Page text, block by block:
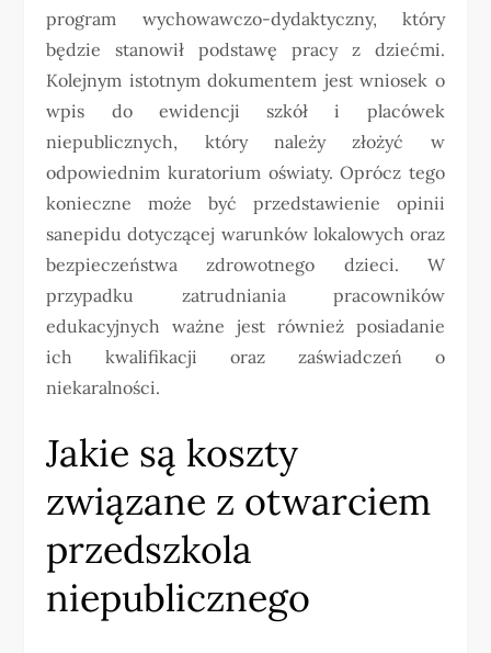
program wychowawczo-dydaktyczny, który
będzie stanowił podstawę pracy z dziećmi.
Kolejnym istotnym dokumentem jest wniosek o
wpis do ewidencji szkół i placówek
niepublicznych, który należy złożyć w
odpowiednim kuratorium oświaty. Oprócz tego
konieczne może być przedstawienie opinii
sanepidu dotyczącej warunków lokalowych oraz
bezpieczeństwa zdrowotnego dzieci. W
przypadku zatrudniania pracowników
edukacyjnych ważne jest również posiadanie
ich kwalifikacji oraz zaświadczeń o
niekaralności.
Jakie są koszty
związane z otwarciem
przedszkola
niepublicznego